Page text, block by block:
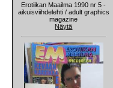
Erotiikan Maailma 1990 nr 5 -
aikuisviihdelehti / adult graphics
magazine
Näytä